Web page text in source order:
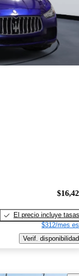
El precio incluye tasas
$312/mes
Verif. disponibilidad